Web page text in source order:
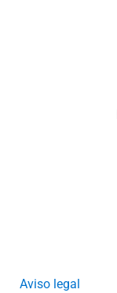
Aviso legal